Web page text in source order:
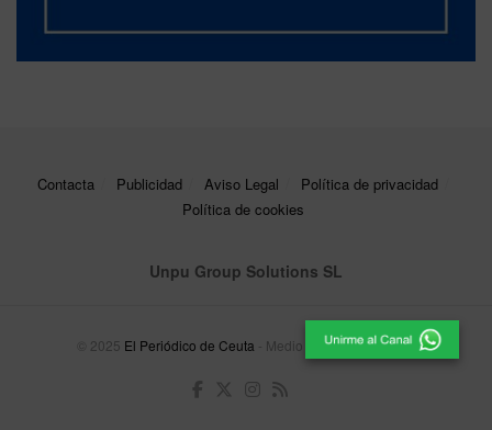
Contacta Publicidad Aviso Legal
Política de privacidad
Política de cookies
Unpu Group Solutions SL
© 2025 El Periódico de Ceuta - Medio de Comunicación